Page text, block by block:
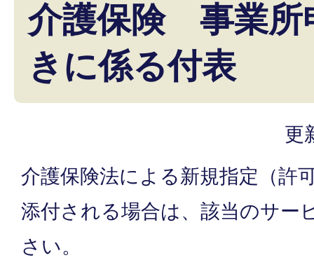
介護保険 事業所
きに係る付表
更
介護保険法による新規指定（許
添付される場合は、該当のサー
さい。